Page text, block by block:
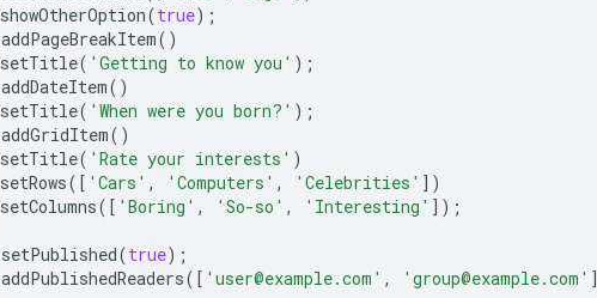
showOtherOption(true);
addPageBreakItem()
setTitle( 'Getting to know you' );
addDateItem()
setTitle( 'When were you born?' );
addGridItem()
setTitle( 'Rate your interests' )
setRows([ 'Cars' , 'Computers' , 'Celebrities' ])
setColumns([ 'Boring' , 'So-so' , 'Interesting' ]);
setPublished(true);
addPublishedReaders([ 'user@example.com' , 'group@example.com'